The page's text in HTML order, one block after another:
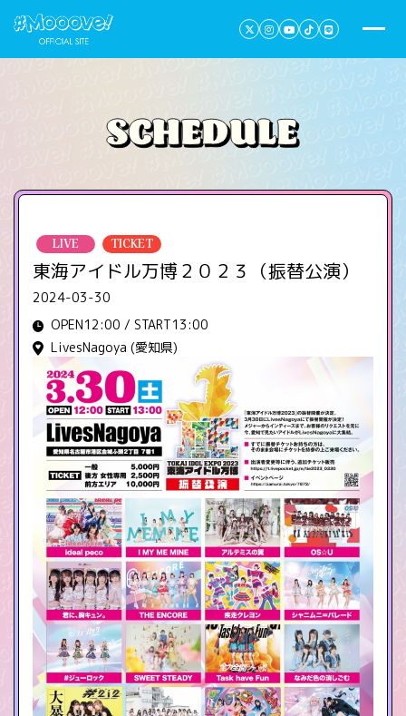
LIVE TICKET
東海アイドル万博２０２３（振替公演）
2024-03-30
OPEN12:00 / START13:00
LivesNagoya (愛知県)